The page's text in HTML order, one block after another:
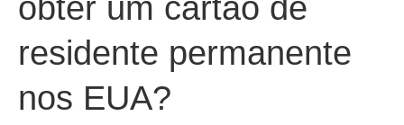
Ajuda
Notícias
obter um cartão de
residente permanente
nos EUA?